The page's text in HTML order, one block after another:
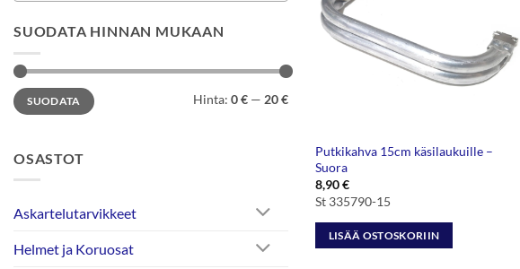
SUODATA HINNAN MUKAAN
Minimihinta
Maksimihinta
SUODATA Hinta: 0 € — 20 €
OSASTOT
Askartelutarvikkeet
Helmet ja Koruosat
Putkikahva 15cm käsilaukuille –
Suora
8,90€
St 335790-15
LISÄÄ OSTOSKORIIN